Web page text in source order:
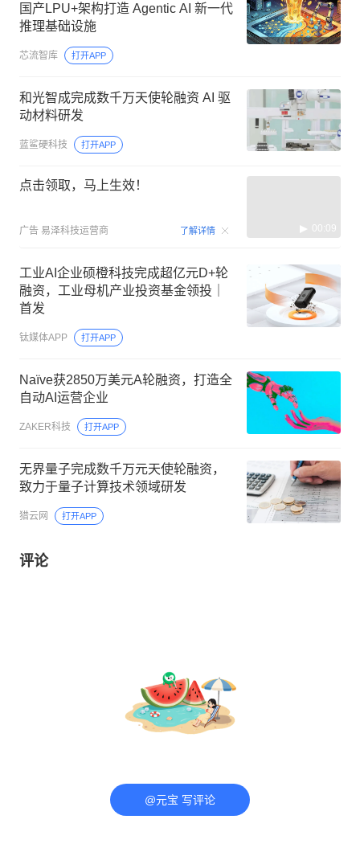
国产LPU+架构打造 Agentic AI 新一代
推理基础设施
芯流智库 打开APP
和光智成完成数千万天使轮融资 AI 驱
动材料研发
蓝鲨硬科技 打开APP
点击领取，马上生效！
广告 易泽科技运营商 了解详情 00:09
工业AI企业硕橙科技完成超亿元D+轮
融资，工业母机产业投资基金领投｜
首发
钛媒体APP 打开APP
Naïve获2850万美元A轮融资，打造全
自动AI运营企业
ZAKER科技 打开APP
无界量子完成数千万元天使轮融资，
致力于量子计算技术领域研发
猎云网 打开APP
评论
@元宝 写评论